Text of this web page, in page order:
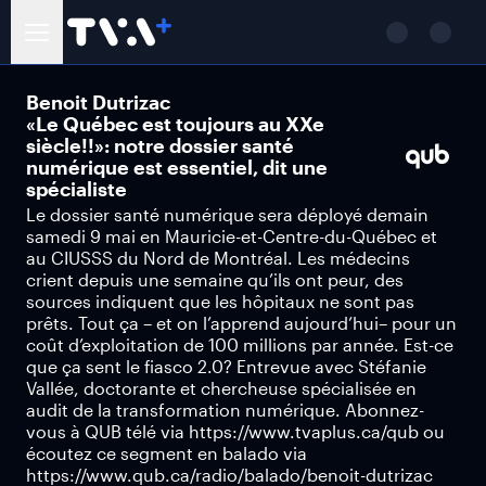
Benoit Dutrizac
«Le Québec est toujours au XXe
siècle!!»: notre dossier santé
numérique est essentiel, dit une
spécialiste
Le dossier santé numérique sera déployé demain
samedi 9 mai en Mauricie-et-Centre-du-Québec et
au CIUSSS du Nord de Montréal. Les médecins
crient depuis une semaine qu’ils ont peur, des
sources indiquent que les hôpitaux ne sont pas
prêts. Tout ça – et on l’apprend aujourd’hui– pour un
coût d’exploitation de 100 millions par année. Est-ce
que ça sent le fiasco 2.0? Entrevue avec Stéfanie
Vallée, doctorante et chercheuse spécialisée en
audit de la transformation numérique. Abonnez-
vous à QUB télé via https://www.tvaplus.ca/qub ou
écoutez ce segment en balado via
https://www.qub.ca/radio/balado/benoit-dutrizac